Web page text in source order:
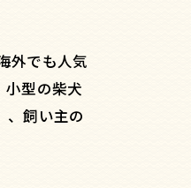
外でも人気
小型の柴犬
、飼い主の